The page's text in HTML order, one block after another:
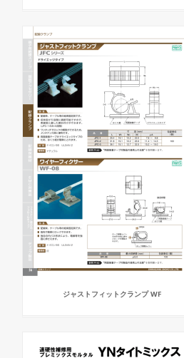
ジャストフィットクランプ WF